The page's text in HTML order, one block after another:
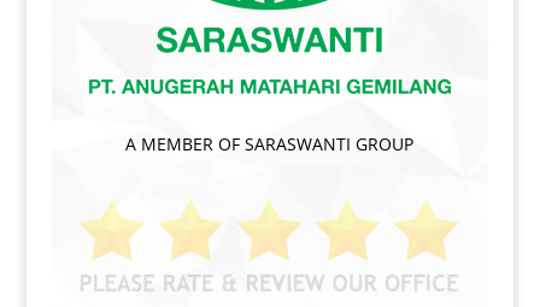
A MEMBER OF SARASWANTI GROUP